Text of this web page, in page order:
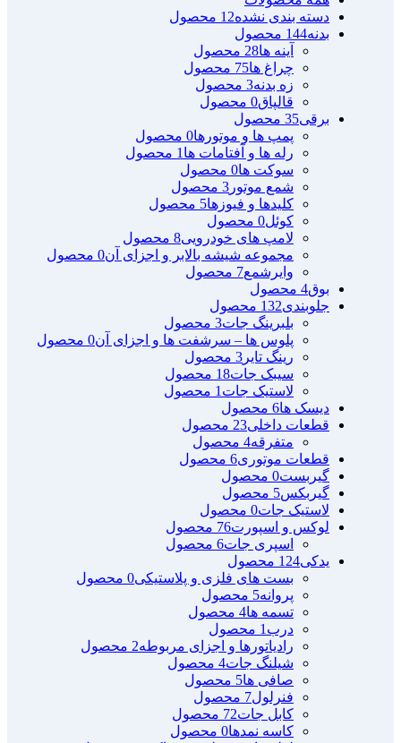
دسته بندی نشده12 محصول
بدنه144 محصول
آینه ها28 محصول
چراغ ها75 محصول
زه بدنه3 محصول
قالپاق0 محصول
برقی35 محصول
پمپ ها و موتورها0 محصول
رله ها و آفتامات ها 1 محصول
سوکت ها0 محصول
شمع موتور 3 محصول
کلیدها و فیوزها5 محصول
کوئل0 محصول
لامپ های خودرویی8 محصول
مجموعه شیشه بالابر و اجزای آن0 محصول
وایرشمع7 محصول
بوق4 محصول
جلوبندی132 محصول
بلبرینگ جات3 محصول
پلوس ها – سرشفت ها و اجزای آن0 محصول
رینگ تایر 3 محصول
سیبک جات18 محصول
لاستیک جات 1 محصول
دیسک ها6 محصول
قطعات داخلی23 محصول
متفرقه4 محصول
قطعات موتوری6 محصول
گیربست0 محصول
گیربکس5 محصول
لاستیک جات0 محصول
لوکس و اسپورت76 محصول
اسپری جات6 محصول
یدکی124 محصول
بست های فلزی و پلاستیکی0 محصول
پروانه5 محصول
تسمه ها4 محصول
درب 1 محصول
رادیاتورها و اجزای مربوطه2 محصول
شیلنگ جات4 محصول
صافی ها5 محصول
فنرلول7 محصول
کابل جات72 محصول
کاسه نمدها0 محصول